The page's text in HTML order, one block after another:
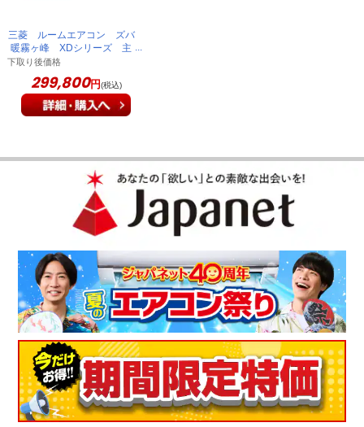
三菱 ルームエアコン ズバ
暖霧ヶ峰 XDシリーズ 主
に20畳 ピュアホワイト
MSZ-XD6326S-W-IN
下取り後価格
299,800円(税込)